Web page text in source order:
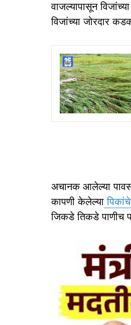
वाजल्यापासून
विजांच्या जोरदार
अचानक आलेल्या
कापणी केलेल्या
जिकडे तिकडे पाणीच